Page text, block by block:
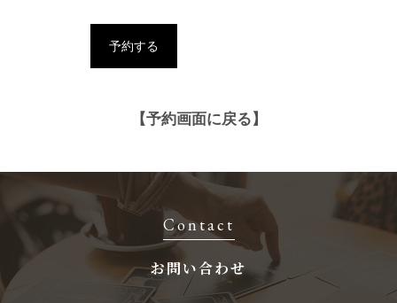
【予約画面に戻る】
Contact
お問い合わせ